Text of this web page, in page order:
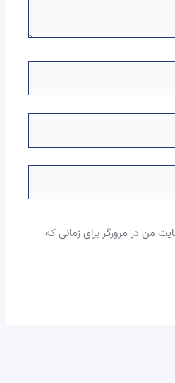
من در مرورگر برای زمانی که